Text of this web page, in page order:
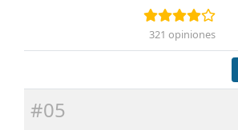
321 opiniones
#05